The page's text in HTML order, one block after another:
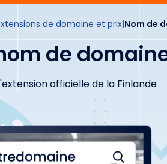
de domaine et prix|Nom de
de
officielle de la Finlande